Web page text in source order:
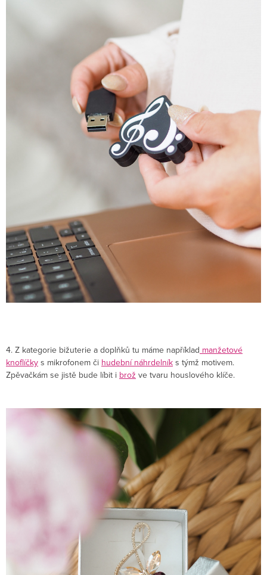
4. Z kategorie bižuterie a doplňků tu máme například manžetové
knoflíčky s mikrofonem či hudební náhrdelník s týmž motivem.
Zpěvačkám se jistě bude líbit i brož ve tvaru houslového klíče.